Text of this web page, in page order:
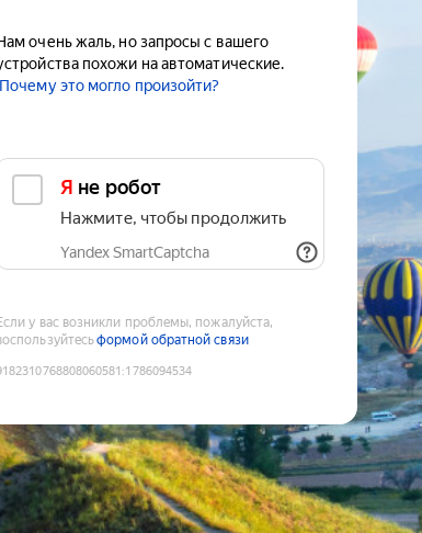
очень жаль, но запросы с вашего
похожи на автоматические.
Почему это могло произойти?
Я не робот
Нажмите, чтобы продолжить
Yandex SmartCaptcha
у вас возникли проблемы, пожалуйста,
формой обратной связи
:1786094534